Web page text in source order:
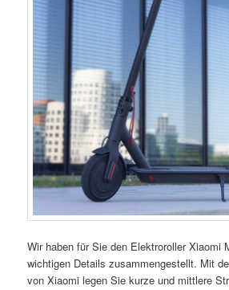
Wir haben für Sie den Elektroroller Xiaomi
wichtigen Details zusammengestellt. Mit
von Xiaomi legen Sie kurze und mittlere